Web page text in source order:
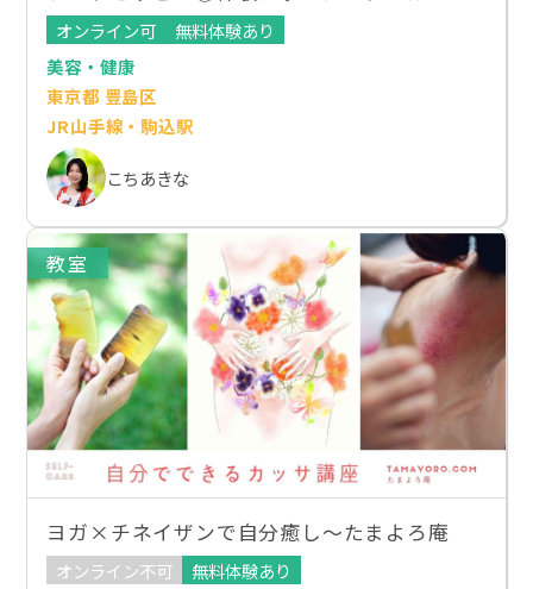
オンライン可
無料体験あり
美容・健康
東京都 豊島区
JR山手線・駒込駅
こちあきな
教室
ヨガ×チネイザンで自分癒し～たまよろ庵
オンライン不可
無料体験あり